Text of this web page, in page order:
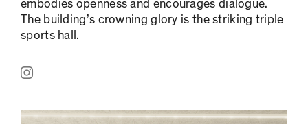
embodies openness and encourages dialogue.
The building’s crowning glory is the striking triple
sports hall.